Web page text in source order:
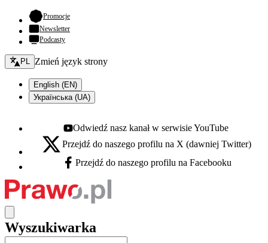
Promocje- otwiera się w nowej karcie
Newsletter
Podcasty
Zmień język - bieżący:
PL Zmień język strony
English (EN)
Українська (UA)
Youtube - otwiera się w nowej karcie
Odwiedź nasz kanał w serwisie YouTube
X - otwiera się w nowej karcie
Przejdź do naszego profilu na X (dawniej Twitter)
Facebook - otwiera się w nowej karcie
Przejdź do naszego profilu na Facebooku
Wyszukiwarka